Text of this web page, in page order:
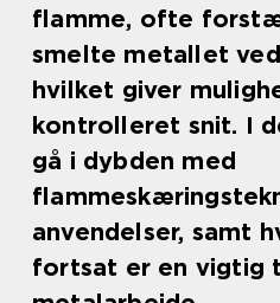
flamme, ofte
smelte metallet
hvilket giver
kontrolleret snit. I
gå i dybden med
anvendelser, samt
fortsat er en vigtig